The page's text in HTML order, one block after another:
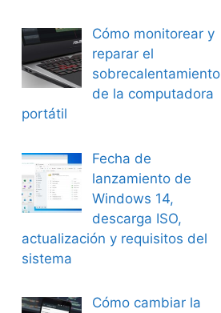
Cómo monitorear y
reparar el
sobrecalentamiento
de la computadora
portátil
Fecha de
lanzamiento de
Windows 14,
descarga ISO,
actualización y requisitos del
sistema
Cómo cambiar la